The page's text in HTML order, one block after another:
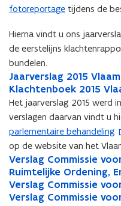
D
b
e
s
t
a
n
o
e
n
t
fotoreportage tijdens de
Hierna vindt u ons
de eerstelijns
bundelen.
J
a
a
r
e
r
s
l
a
g
o
p
e
n
i
n
n
i
e
u
Jaarverslag 2015
J
a
a
r
v
e
r
s
l
a
g
K
l
a
h
t
e
n
b
o
o
p
e
t
i
n
n
e
Klachtenboek 2015
K
l
a
c
h
t
e
n
b
o
Het jaarverslag 2015 werd
verslagen daarvan vindt u
parlementaire behandeling
op de website van het
V
e
r
s
o
p
e
n
Verslag Commissie
Ruimtelijke Ordening,
V
e
r
s
V
e
o
p
Verslag Commissie
V
e
V
o
Verslag Commissie
V